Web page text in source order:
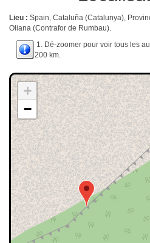
Lieu : Spain, Cataluña (Catalunya),
Oliana (Contrafor de Rumbau).
1. Dé-zoomer pour voir tous les
200 km.
+
−